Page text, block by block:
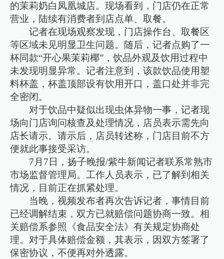
的茉莉奶白凤凰城店。现场看到，门店仍在正常
营业，陆续有消费者到店点单、取餐。
记者在现场观察发现，门店操作台、取餐区
等区域未见明显卫生问题。随后，记者点购了一
杯同款“开心果茉莉椰”，饮品外观及饮用过程中
未发现明显异常。记者注意到，该款饮品使用塑
料杯盖，杯盖顶部设有饮用开口，盖口处并非完
全密闭。
对于饮品中疑似出现虫体异物一事，记者现
场向门店询问核查及处理情况，店员表示需先向
店长请示。请示后，店员转述称，门店目前不方
便就此事接受采访。
7月7日，扬子晚报/紫牛新闻记者联系常熟市
市场监督管理局。工作人员表示，已了解到相关
情况，目前正在抓紧处理。
当晚，视频发布者再次告诉记者，事情目前
已经调解结束，双方已就赔偿问题协商一致。相
关赔偿系参照《食品安全法》有关规定协商处
理。对于具体赔偿金额，其表示，因双方签署了
保密协议，不便再对外透露。